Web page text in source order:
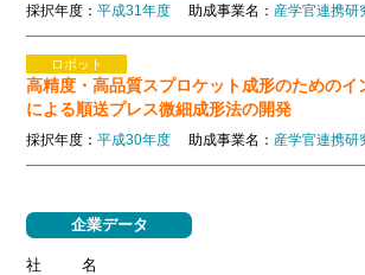
採択年度：平成31年度 助成事業名： 産学官連携研
ロボット
高精度・高品質スプロケット成形のためのイ
による順送プレス微細成形法の開発
採択年度：平成30年度 助成事業名： 産学官連携研
企業データ
社名